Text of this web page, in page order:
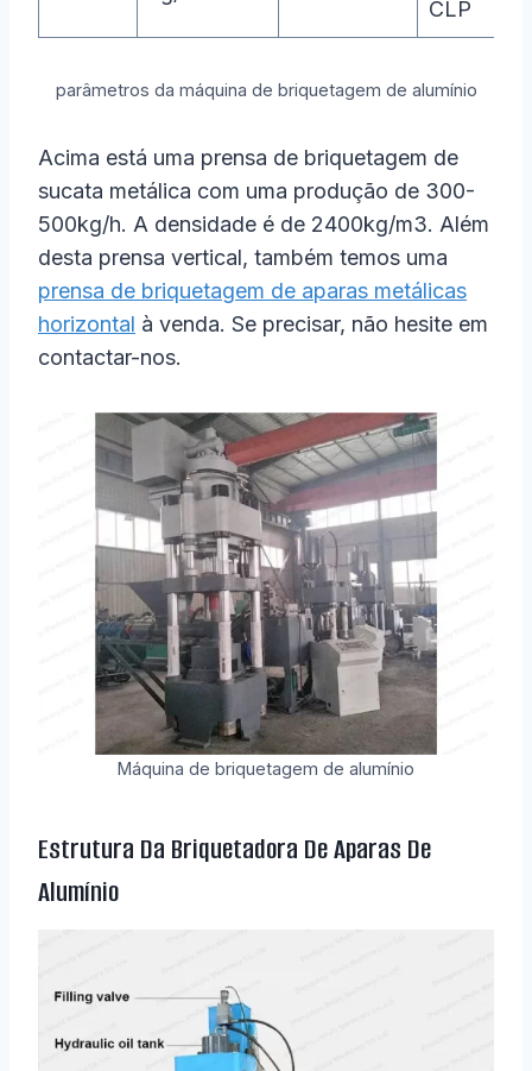
CLP
parâmetros da máquina de briquetagem de alumínio
Acima está uma prensa de briquetagem de
sucata metálica com uma produção de 300-
500kg/h. A densidade é de 2400kg/m3. Além
desta prensa vertical, também temos uma
prensa de briquetagem de aparas metálicas
horizontal à venda. Se precisar, não hesite em
contactar-nos.
Máquina de briquetagem de alumínio
Estrutura Da Briquetadora De Aparas De
Alumínio